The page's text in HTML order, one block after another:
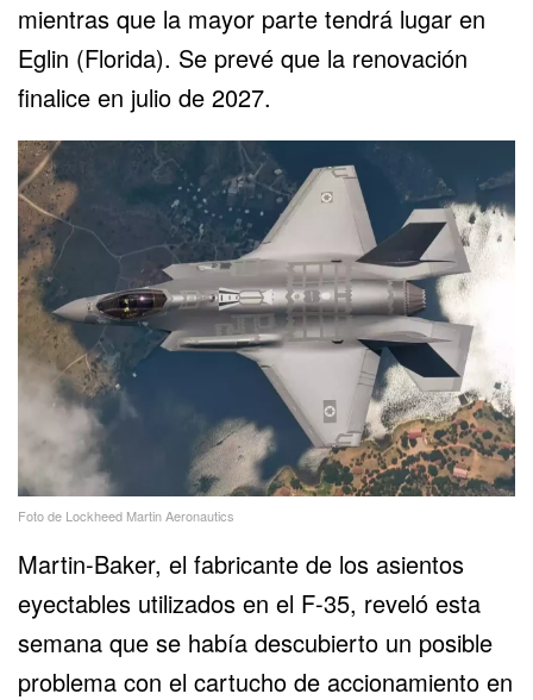
mientras que la mayor parte tendrá lugar en
Eglin (Florida). Se prevé que la renovación
finalice en julio de 2027.
Foto de Lockheed Martin Aeronautics
Martin-Baker, el fabricante de los asientos
eyectables utilizados en el F-35, reveló esta
semana que se había descubierto un posible
problema con el cartucho de accionamiento en